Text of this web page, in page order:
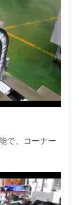
機、カプセルの
で、コーナー